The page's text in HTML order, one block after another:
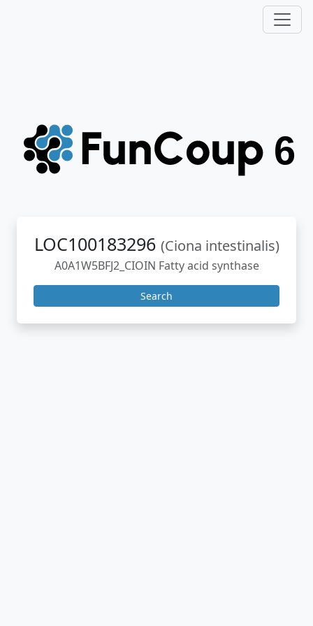
LOC100183296 (Ciona intestinalis)
A0A1W5BFJ2_CIOIN Fatty acid synthase
Search